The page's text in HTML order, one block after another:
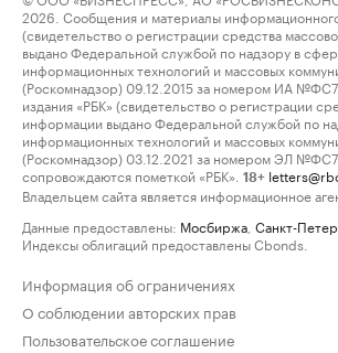
2026. Сообщения и материалы информационного
(свидетельство о регистрации средства
выдано Федеральной службой по надзору в
информационных технологий и массовых
(Роскомнадзор) 09.12.2015 за номером ИА
издания «РБК» (свидетельство о регистрации
информации выдано Федеральной службой по
информационных технологий и массовых
(Роскомнадзор) 03.12.2021 за номером ЭЛ
сопровождаются пометкой «РБК».
18+
Владельцем сайта является информационное
Данные предоставлены: Мосбиржа Санкт-
Индексы облигаций предоставлены Cbonds.
Информация об ограничениях
О соблюдении авторских прав
Пользовательское соглашение